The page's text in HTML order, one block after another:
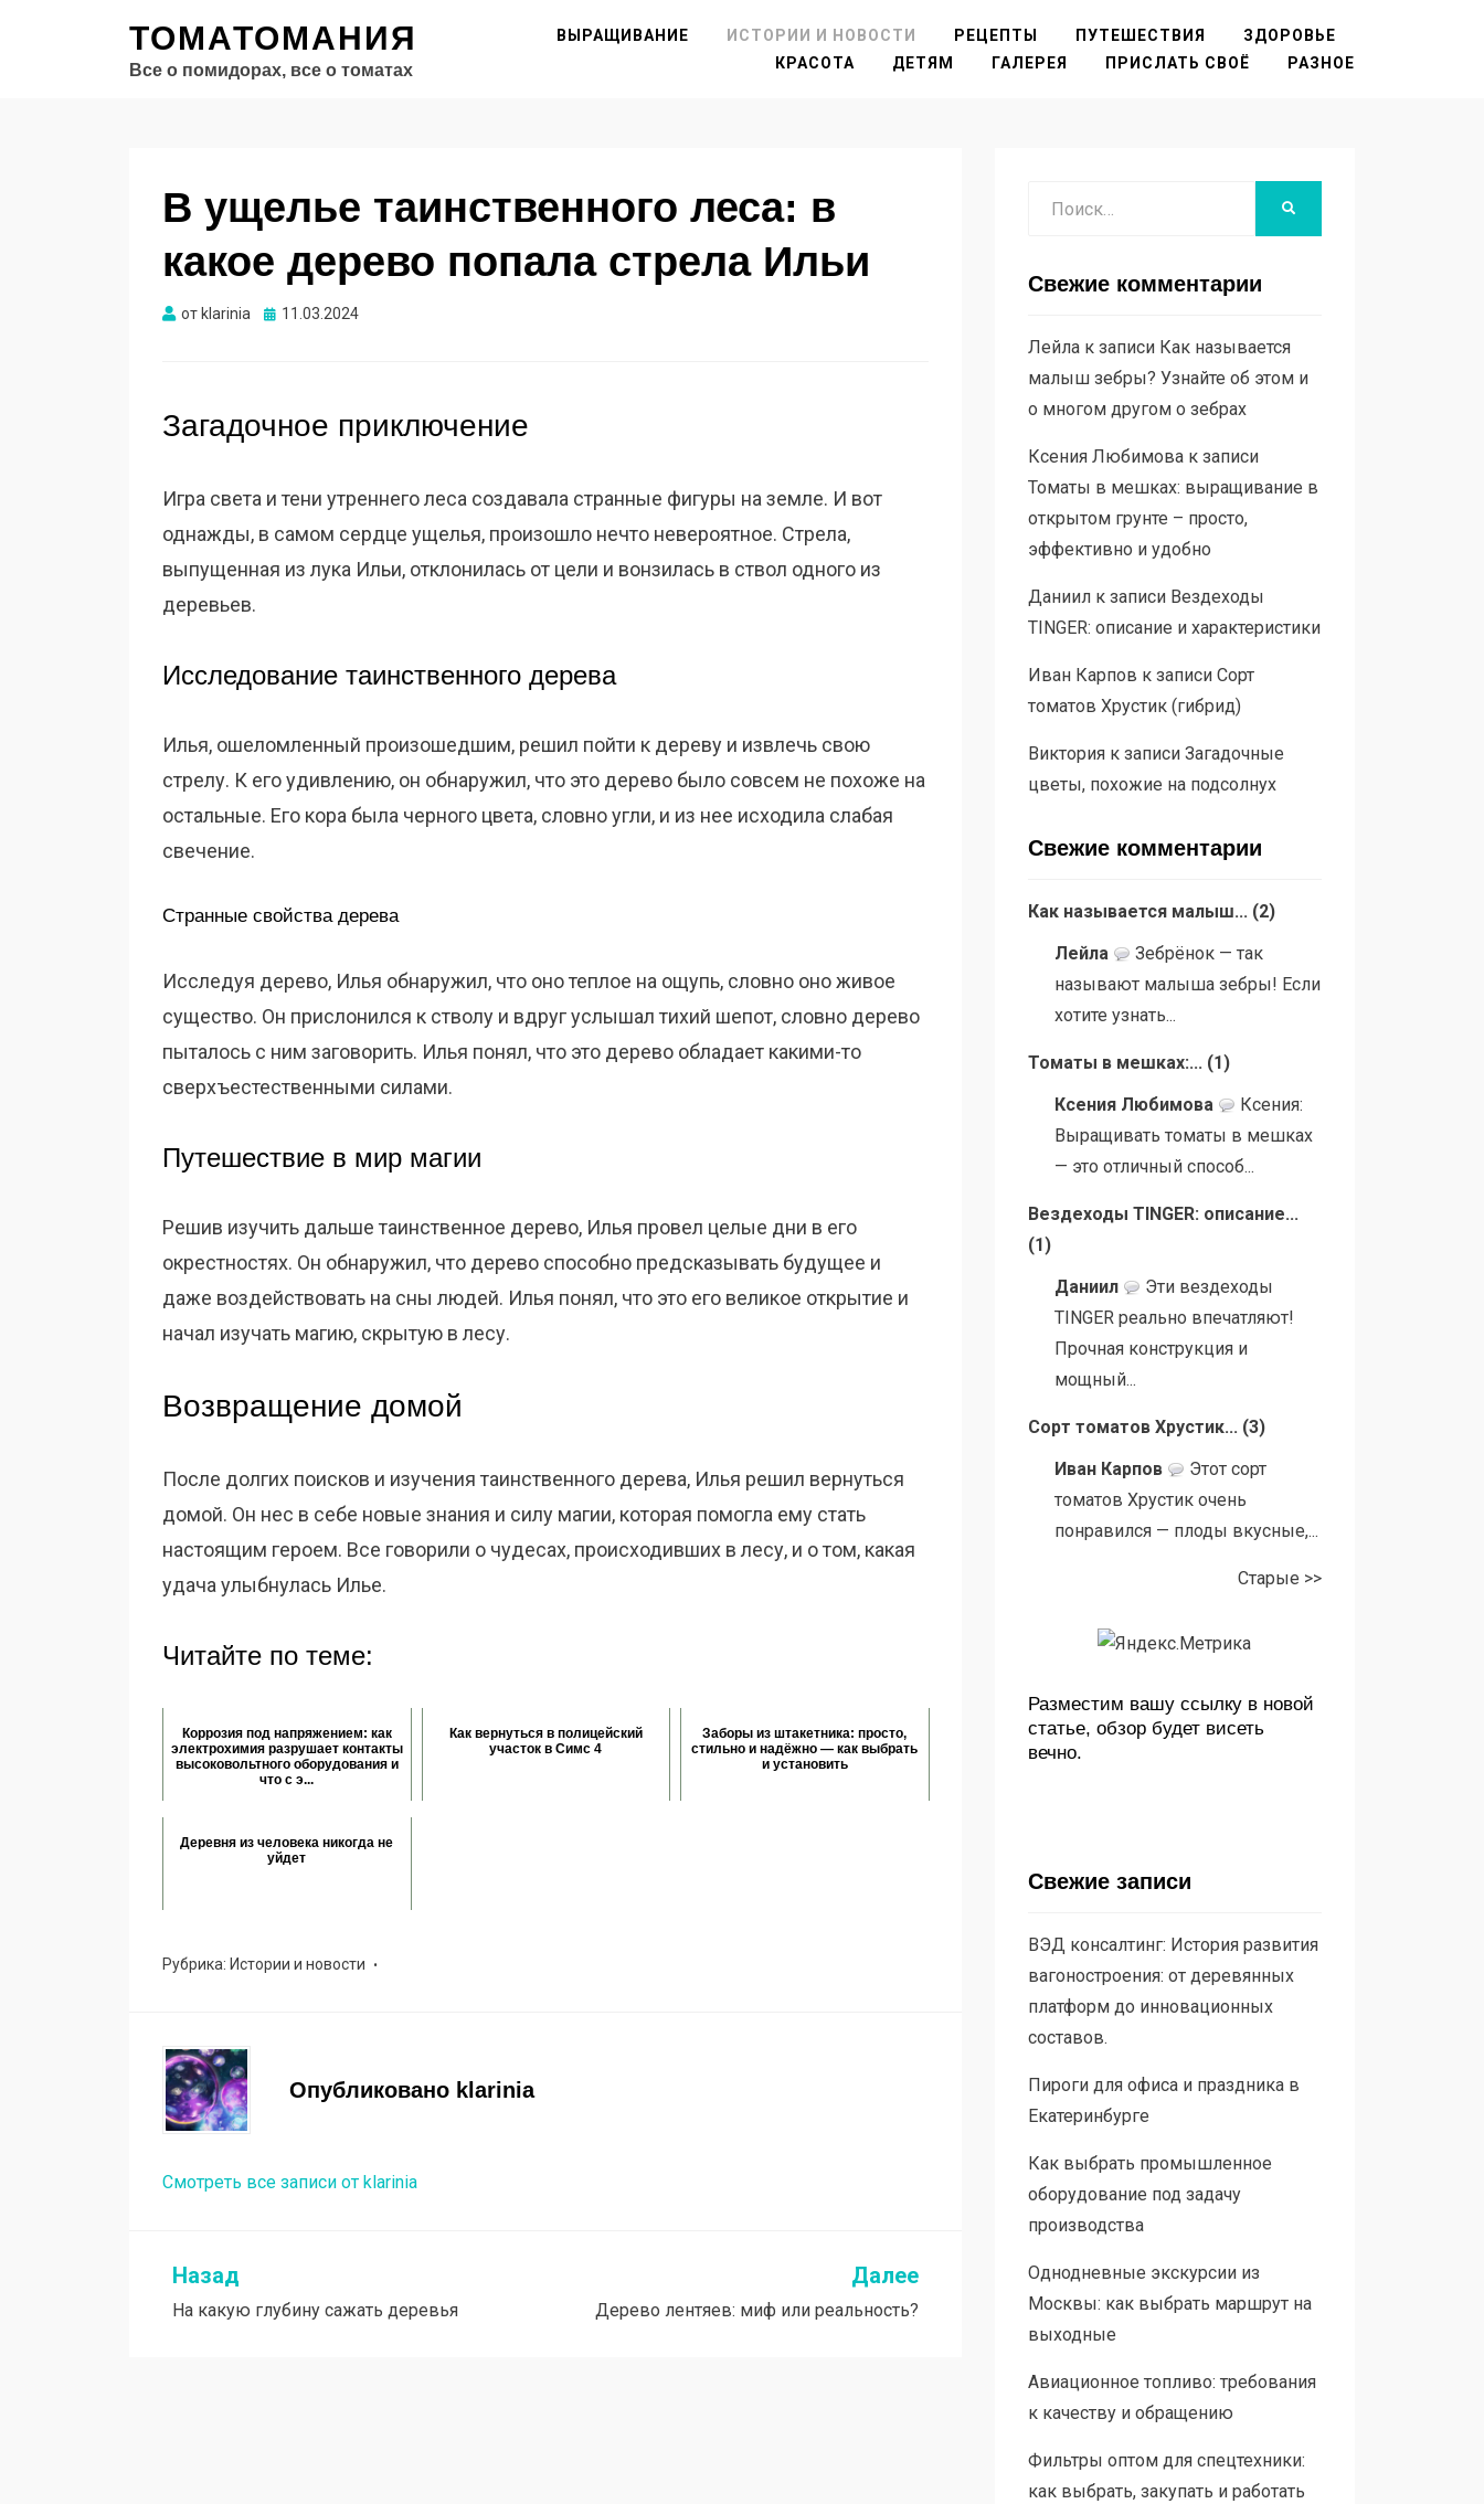
ТОМАТОМАНИЯ
Все о помидорах, все о томатах
ВЫРАЩИВАНИЕ ИСТОРИИ И НОВОСТИ РЕЦЕПТЫ ПУТЕШЕСТВИЯ
ЗДОРОВЬЕ
КРАСОТА
ДЕТЯМ ГАЛЕРЕЯ ПРИСЛАТЬ СВОЁ РАЗНОЕ
В ущелье таинственного леса: в
какое дерево попала стрела Ильи
от klarinia Опубликовано
11.03.2024
Загадочное приключение
Игра света и тени утреннего леса создавала странные фигуры на земле. И вот
однажды, в самом сердце ущелья, произошло нечто невероятное. Стрела,
выпущенная из лука Ильи, отклонилась от цели и вонзилась в ствол одного из
деревьев.
Исследование таинственного дерева
Илья, ошеломленный произошедшим, решил пойти к дереву и извлечь свою
стрелу. К его удивлению, он обнаружил, что это дерево было совсем не похоже на
остальные. Его кора была черного цвета, словно угли, и из нее исходила слабая
свечение.
Странные свойства дерева
Исследуя дерево, Илья обнаружил, что оно теплое на ощупь, словно оно живое
существо. Он прислонился к стволу и вдруг услышал тихий шепот, словно дерево
пыталось с ним заговорить. Илья понял, что это дерево обладает какими-то
сверхъестественными силами.
Путешествие в мир магии
Решив изучить дальше таинственное дерево, Илья провел целые дни в его
окрестностях. Он обнаружил, что дерево способно предсказывать будущее и
даже воздействовать на сны людей. Илья понял, что это его великое открытие и
начал изучать магию, скрытую в лесу.
Возвращение домой
После долгих поисков и изучения таинственного дерева, Илья решил вернуться
домой. Он нес в себе новые знания и силу магии, которая помогла ему стать
настоящим героем. Все говорили о чудесах, происходивших в лесу, и о том, какая
удача улыбнулась Илье.
Читайте по теме:
Коррозия под напряжением: как
электрохимия разрушает контакты
высоковольтного оборудования и
что с э...
Как вернуться в полицейский
участок в Симс 4
Заборы из штакетника: просто,
стильно и надёжно — как выбрать
и установить
Деревня из человека никогда не
уйдет
Рубрика: Истории и новости
Опубликовано klarinia
Смотреть все записи от klarinia
Навигация
по
Назад
На какую глубину сажать деревья
Далее
Дерево лентяев: миф или реальность?
Свежие комментарии
Лейлак записи Как называется
малыш зебры? Узнайте об этом и
о многом другом о зебрах
Ксения Любимовак записи
Томаты в мешках: выращивание в
открытом грунте – просто,
эффективно и удобно
Даниилк записи Вездеходы
TINGER: описание и характеристики
Иван Карпов к записи Сорт
томатов Хрустик (гибрид)
Викторияк записи Загадочные
цветы, похожие на подсолнух
Свежие комментарии
Как называется малыш... (2)
Лейла
Зебрёнок — так
называют малыша зебры! Если
хотите узнать...
Томаты в мешках:... (1)
Ксения Любимова
Ксения:
Выращивать томаты в мешках
— это отличный способ...
Вездеходы TINGER: описание...
(1)
Даниил
Эти вездеходы
TINGER реально впечатляют!
Прочная конструкция и
мощный...
Сорт томатов Хрустик... (3)
Иван Карпов
Этот сорт
томатов Хрустик очень
понравился — плоды вкусные,...
Старые >>
Разместим вашу ссылку в новой
статье, обзор будет висеть
вечно.
Свежие записи
ВЭД консалтинг: История развития
вагоностроения: от деревянных
платформ до инновационных
составов.
Пироги для офиса и праздника в
Екатеринбурге
Как выбрать промышленное
оборудование под задачу
производства
Однодневные экскурсии из
Москвы: как выбрать маршрут на
выходные
Авиационное топливо: требования
к качеству и обращению
Фильтры оптом для спецтехники:
как выбрать, закупать и работать